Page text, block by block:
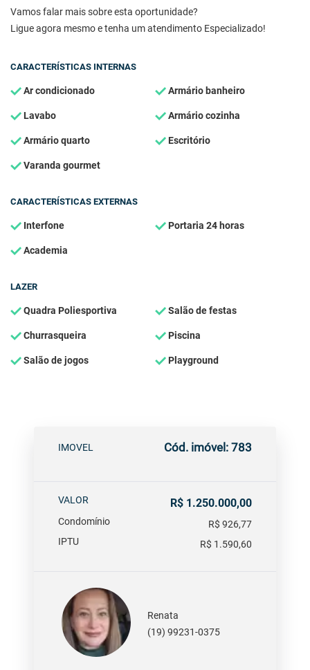
Vamos falar mais sobre esta oportunidade?
Ligue agora mesmo e tenha um atendimento Especializado!
CARACTERÍSTICAS INTERNAS
Ar condicionado Armário banheiro
Lavabo Armário cozinha
Armário quarto Escritório
Varanda gourmet
CARACTERÍSTICAS EXTERNAS
Interfone Portaria 24 horas
Academia
LAZER
Quadra Poliesportiva Salão de festas
Churrasqueira Piscina
Salão de jogos Playground
IMOVEL Cód. imóvel: 783
VALOR R$ 1.250.000,00
Condomínio
R$ 926,77
IPTU
R$ 1.590,60
Renata
(19) 99231-0375